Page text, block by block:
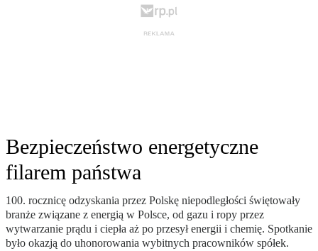
Bezpieczeństwo energetyczne
filarem państwa
100. rocznicę odzyskania przez Polskę niepodległości świętowały
branże związane z energią w Polsce, od gazu i ropy przez
wytwarzanie prądu i ciepła aż po przesył energii i chemię. Spotkanie
było okazją do uhonorowania wybitnych pracowników spółek.